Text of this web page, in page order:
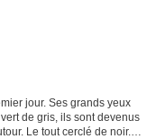
jour. Ses grands yeux
de gris, ils sont devenus
Le tout cerclé de noir.